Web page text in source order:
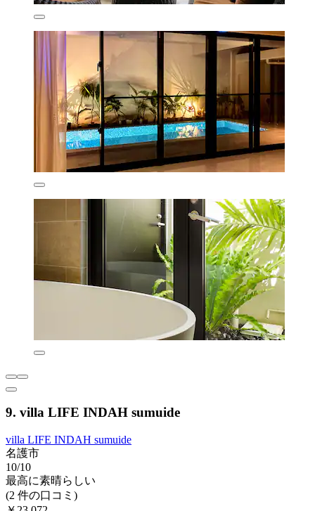
9. villa LIFE INDAH sumuide
villa LIFE INDAH sumuide
名護市
10/10
最高に素晴らしい
(2 件の口コミ)